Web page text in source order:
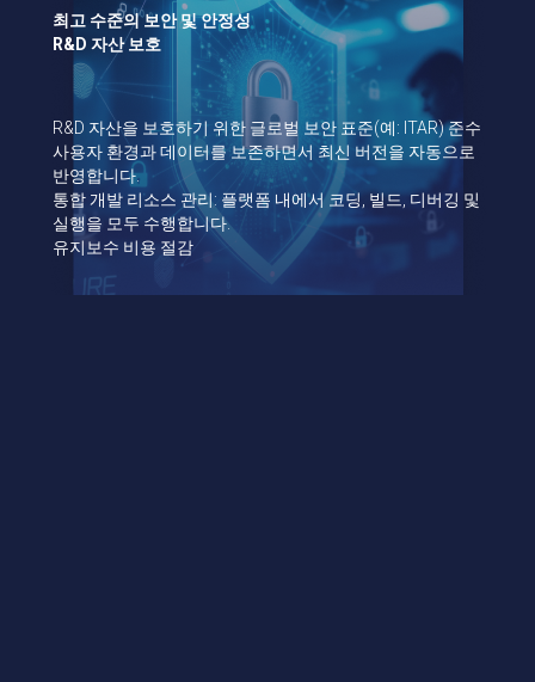
최고 수준의 보안 및 안정성
R&D 자산 보호
R&D 자산을 보호하기 위한 글로벌 보안 표준(예: ITAR) 준수
사용자 환경과 데이터를 보존하면서 최신 버전을 자동으로
반영합니다.
통합 개발 리소스 관리: 플랫폼 내에서 코딩, 빌드, 디버깅 및
실행을 모두 수행합니다.
유지보수 비용 절감